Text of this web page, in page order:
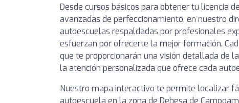
Desde cursos básicos para obtener tu licencia
avanzadas de perfeccionamiento, en nuestro
autoescuelas respaldadas por profesionales
esfuerzan por ofrecerte la mejor formación.
que te proporcionarán una visión detallada de
la atención personalizada que ofrece cada
Nuestro mapa interactivo te permite localizar